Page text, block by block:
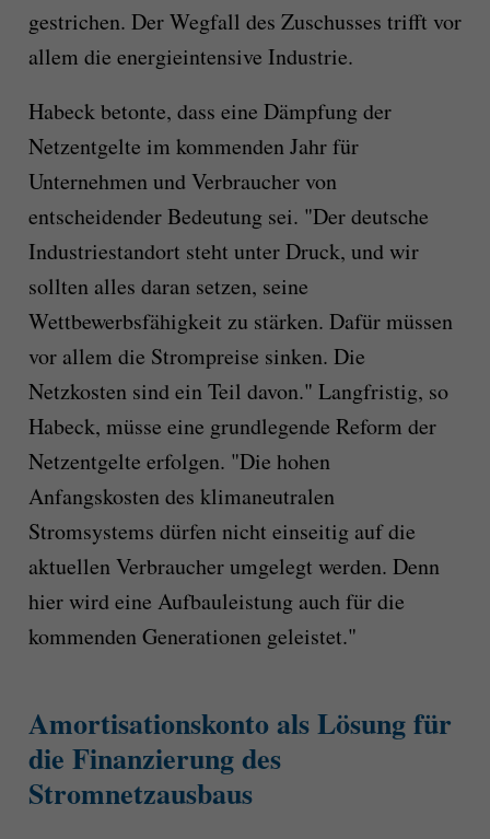
gestrichen. Der Wegfall des Zuschusses trifft vor
allem die energieintensive Industrie.
Habeck betonte, dass eine Dämpfung der
Netzentgelte im kommenden Jahr für
Unternehmen und Verbraucher von
entscheidender Bedeutung sei. "Der deutsche
Industriestandort steht unter Druck, und wir
sollten alles daran setzen, seine
Wettbewerbsfähigkeit zu stärken. Dafür müssen
vor allem die Strompreise sinken. Die
Netzkosten sind ein Teil davon." Langfristig, so
Habeck, müsse eine grundlegende Reform der
Netzentgelte erfolgen. "Die hohen
Anfangskosten des klimaneutralen
Stromsystems dürfen nicht einseitig auf die
aktuellen Verbraucher umgelegt werden. Denn
hier wird eine Aufbauleistung auch für die
kommenden Generationen geleistet."
Amortisationskonto als Lösung für
die Finanzierung des
Stromnetzausbaus